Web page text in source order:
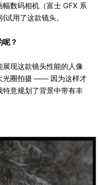
数码相机（富士 GFX 系
用了这款镜头。
？
现这款镜头性能的人像
光圈拍摄 —— 因为这样才
意规划了背景中带有丰